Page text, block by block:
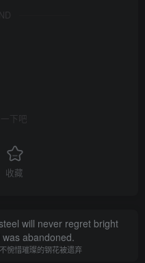
下吧
收藏
will never regret bright
abandoned.
惋惜璀璨的钢花被遗弃